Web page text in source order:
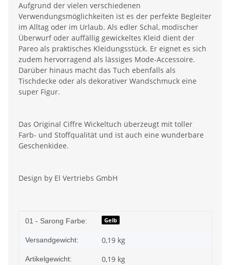
Aufgrund der vielen verschiedenen
Verwendungsmöglichkeiten ist es der perfekte Begleiter
im Alltag oder im Urlaub. Als edler Schal, modischer
Überwurf oder auffällig gewickeltes Kleid dient der
Pareo als praktisches Kleidungsstück. Er eignet es sich
zudem hervorragend als lässiges Mode-Accessoire.
Darüber hinaus macht das Tuch ebenfalls als
Tischdecke oder als dekorativer Wandschmuck eine
super Figur.
Das Original Ciffre Wickeltuch überzeugt mit toller
Farb- und Stoffqualität und ist auch eine wunderbare
Geschenkidee.
Design by El Vertriebs GmbH
Produkteigenschaft
Wert
01 - Sarong Farbe: Gelb
Versandgewicht: 0,19 kg
Artikelgewicht: 0,19 kg